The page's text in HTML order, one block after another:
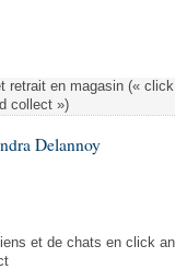
retrait en magasin («
collect »)
Delannoy
et de chats en click